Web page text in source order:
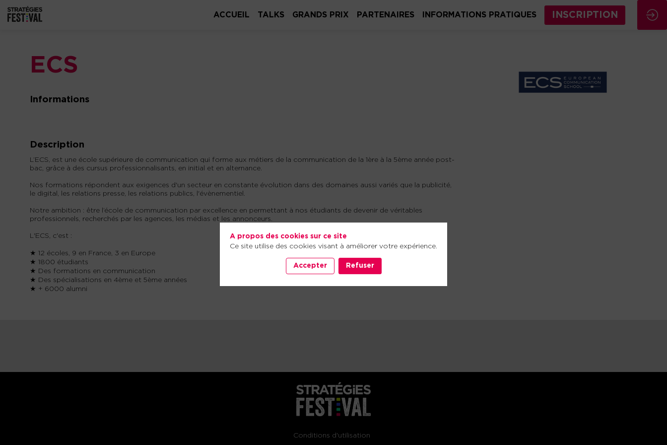
ACCUEIL TALKS GRANDS PRIX PARTENAIRES INFORMATIONS PRATIQUES INSCRIPTION
ECS
Informations
Description
L’ECS, est une école supérieure de communication qui forme aux métiers de la communication de la 1ère à la 5ème année post-
bac, grâce à des cursus professionnalisants, en initial et en alternance.
Nos formations répondent aux exigences d'un secteur en constante évolution dans des domaines aussi variés que la publicité,
le digital, les relations presse, les relations publics, l'évènementiel.
Notre ambition : être l’école de communication par excellence en permettant à nos étudiants de devenir de véritables
professionnels, recherchés par les agences, les médias et les annonceurs.
L'ECS, c'est :
★ 12 écoles, 9 en France, 3 en Europe
★ 1800 étudiants
★ Des formations en communication
★ Des spécialisations en 4ème et 5ème années
★ + 6000 alumni
Conditions d'utilisation
A propos des cookies sur ce site
Ce site utilise des cookies visant à améliorer votre expérience.
Accepter Refuser